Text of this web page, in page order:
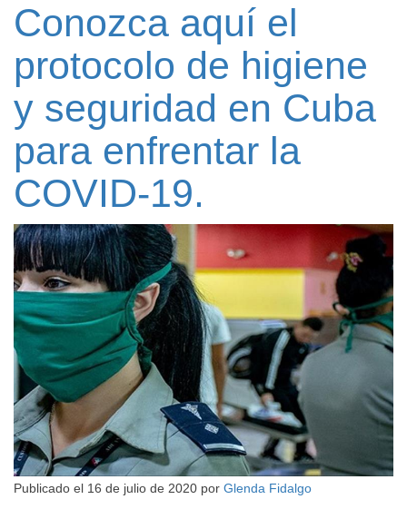
Conozca aquí el
protocolo de higiene
y seguridad en Cuba
para enfrentar la
COVID-19.
Publicado el 16 de julio de 2020 por Glenda Fidalgo